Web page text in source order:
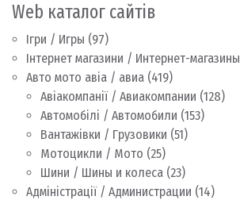
Web каталог сайтів
Ігри / Игры (97)
Інтернет магазини / Интернет-магазины
Авто мото авіа / авиа (419)
Авіакомпанії / Авиакомпании (128)
Автомобілі / Автомобили (153)
Вантажівки / Грузовики (51)
Мотоцикли / Мото (25)
Шини / Шины и колеса (23)
Адміністрації / Администрации (14)